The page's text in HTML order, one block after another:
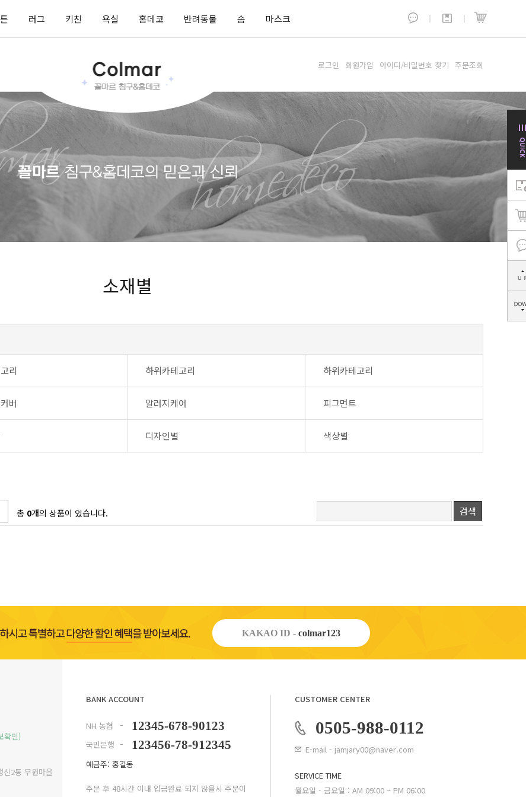
러그 키친 욕실 홈데코 반려동물 솜 마스크
로그인 회원가입 아이디/비밀번호 찾기 주문조회
소재별
리 하위카테고리 하위카테고리
버 알러지케어 피그먼트
디자인별 색상별
총 0개의 상품이 있습니다. 검색
KAKAO ID - colmar123
확인)
2동 무원마을
BANK ACCOUNT
NH 농협
국민은행
12345-678-90123
123456-78-912345
예금주: 홍길동
주문 후 48시간 이내 입금완료 되지 않을시 주문이
CUSTOMER CENTER
0505-988-0112
E-mail - jamjary00@naver.com
SERVICE TIME
월요일 - 금요일 : AM 09:00 ~ PM 06:00